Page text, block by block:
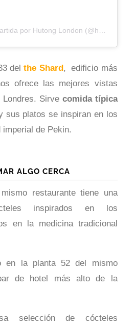
delthe Shard, edificio más
ofrece las mejores vistas
Londres. Sirve comida típica
sus platos se inspiran en los
de Pekin.
ALGO CERCA
restaurante tiene una
inspirados en los
en la medicina tradicional
en la planta 52 del mismo
de hotel más alto de la
selección de cócteles